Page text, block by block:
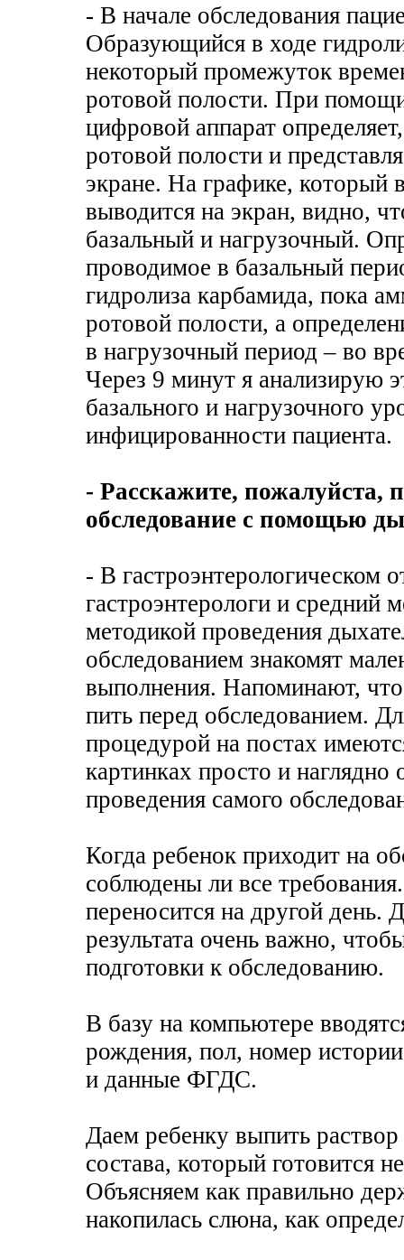
- В начале обследования
Образующийся в ходе
некоторый промежуток
ротовой полости. При
цифровой аппарат
ротовой полости и
экране. На графике, который
выводится на экран, видно,
базальный и нагрузочный.
проводимое в базальный
гидролиза карбамида, пока
ротовой полости, а
в нагрузочный период – во
Через 9 минут я анализирую
базального и нагрузочного
инфицированности пациента.
- Расскажите, пожалуйста,
обследование с помощью
- В гастроэнтерологическом
гастроэнтерологи и средний
методикой проведения
обследованием знакомят
выполнения. Напоминают,
пить перед обследованием.
процедурой на постах
картинках просто и
проведения самого
Когда ребенок приходит на
соблюдены ли все
переносится на другой день.
результата очень важно,
подготовки к обследованию.
В базу на компьютере
рождения, пол, номер истории
и данные ФГДС.
Даем ребенку выпить
состава, который готовится
Объясняем как правильно
накопилась слюна, как